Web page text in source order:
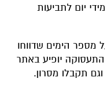
יום לתביעות
מספר הימים שדווחו
יופיע באתר
תקבלו מסרון.